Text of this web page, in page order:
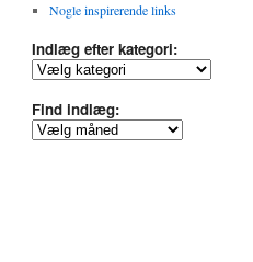
Nogle inspirerende links
Indlæg efter kategori:
Indlæg
kategori:
Find indlæg:
Find